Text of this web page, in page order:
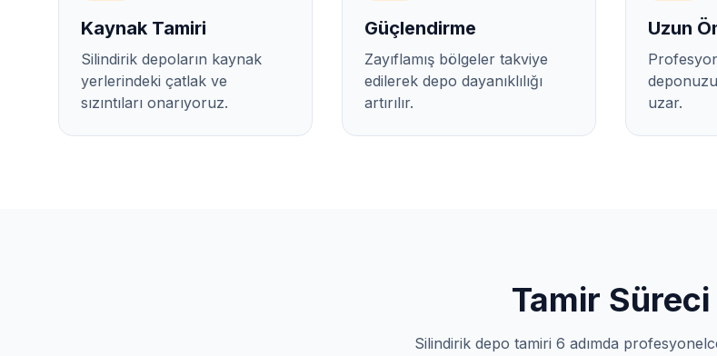
Kaynak Tamiri
Silindirik depoların kaynak
yerlerindeki çatlak ve
sızıntıları onarıyoruz.
Güçlendirme
Zayıflamış bölgeler takviye
edilerek depo dayanıklılığı
artırılır.
Uzun
uzar.
Tamir Süreci
Silindirik depo tamiri 6 adımda